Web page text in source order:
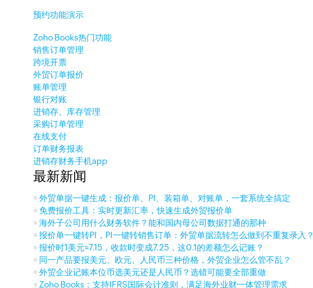
预约功能演示
Zoho Books热门功能
销售订单管理
跨境开票
外贸订单报价
账单管理
银行对账
进销存、库存管理
采购订单管理
在线支付
订单财务报表
进销存财务手机app
最新新闻
外贸单据一键生成：报价单、PI、装箱单、对账单，一套系统全搞定
免费报价工具：实时更新汇率，快速生成外贸报价单
海外子公司用什么财务软件？能和国内母公司数据打通的那种
报价单一键转PI，PI一键转销售订单：外贸单据流转怎么做到不重复录入？
报价时1美元=7.15，收款时变成7.25，这0.1的差额怎么记账？
同一产品要报美元、欧元、人民币三种价格，外贸企业怎么管不乱？
外贸企业记账本位币选美元还是人民币？选错可能要全部重做
Zoho Books：支持IFRS国际会计准则，满足海外业财一体管理需求